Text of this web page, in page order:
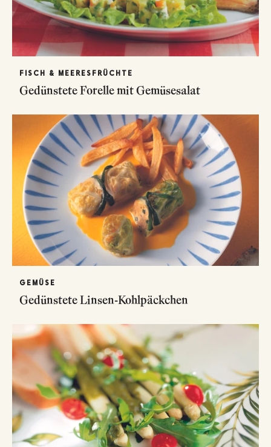
FISCH & MEERESFRÜCHTE
Gedünstete Forelle mit Gemüsesalat
GEMÜSE
Gedünstete Linsen-Kohlpäckchen